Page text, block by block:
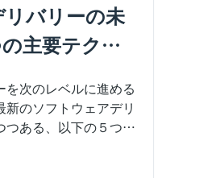
バリーの未
主要テクノ
を次のレベルに進める
のソフトウェアデリ
ある、以下の５つの
継続的に改善を続け